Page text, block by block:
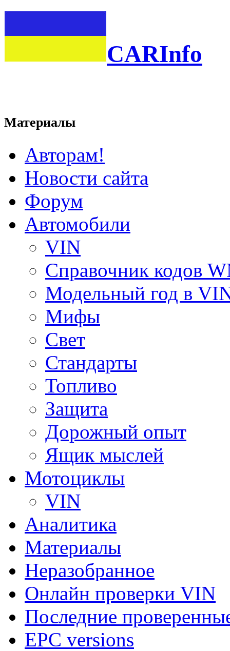
CARInfo
Материалы
Авторам!
Новости сайта
Форум
Автомобили
VIN
Справочник кодов
Модельный год в
Мифы
Свет
Стандарты
Топливо
Защита
Дорожный опыт
Ящик мыслей
Мотоциклы
VIN
Аналитика
Материалы
Неразобранное
Онлайн проверки VIN
Последние
EPC versions